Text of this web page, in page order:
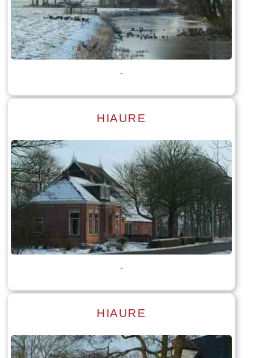
Lees meer
Tekst: © Foto: © Hendrik van Kampen
-
Lees meer
Tekst: © Foto: © Bauke Folkertsma
HIAURE
-
HIAURE